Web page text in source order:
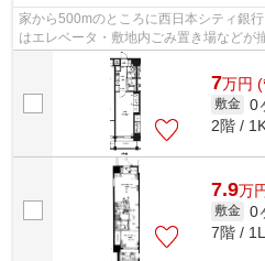
家から500mのところに西日本シティ銀
はエレベータ・敷地内ごみ置き場などが
す。電車でのアクセスを快適なものにする
7万円
敷金 0
2階 /
7.9万
敷金 0
7階 /